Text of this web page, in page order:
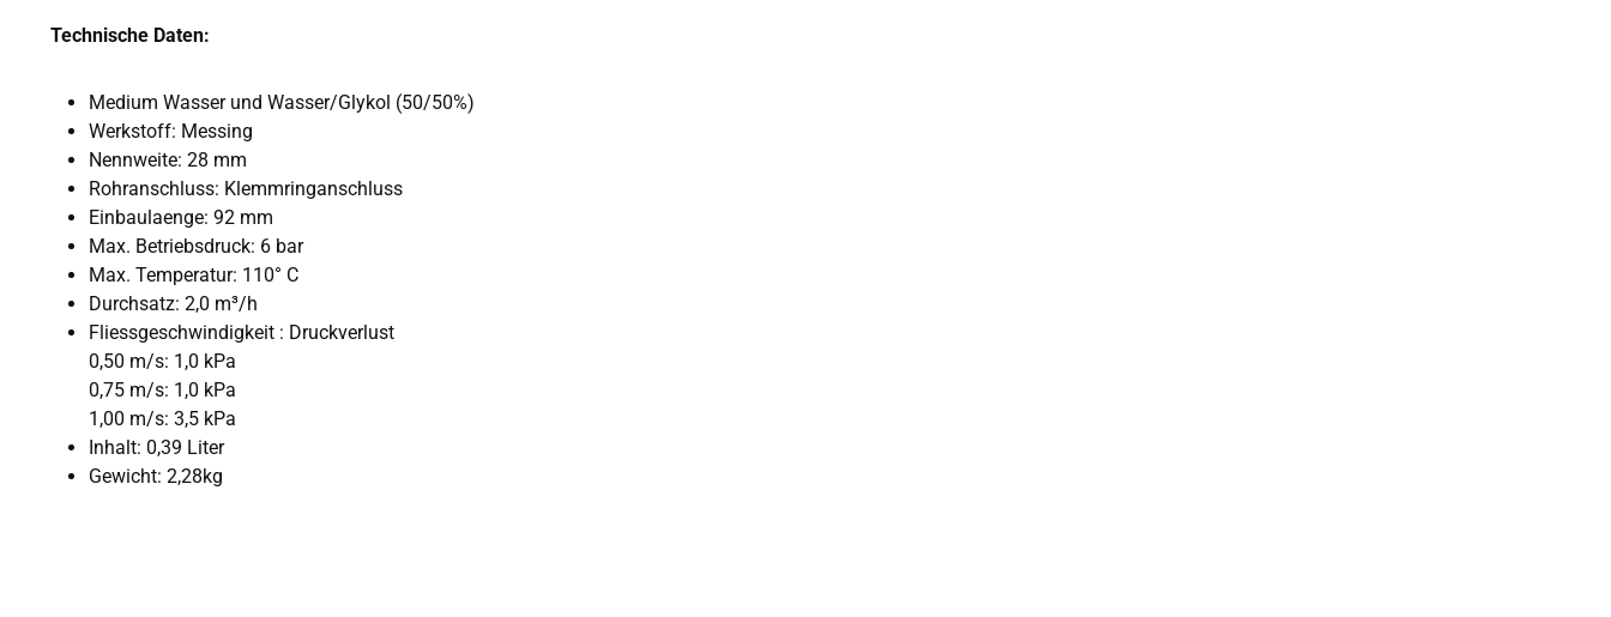
Technische Daten:
Medium Wasser und Wasser/Glykol (50/50%)
Werkstoff: Messing
Nennweite: 28 mm
Rohranschluss: Klemmringanschluss
Einbaulaenge: 92 mm
Max. Betriebsdruck: 6 bar
Max. Temperatur: 110° C
Durchsatz: 2,0 m³/h
Fliessgeschwindigkeit : Druckverlust
0,50 m/s: 1,0 kPa
0,75 m/s: 1,0 kPa
1,00 m/s: 3,5 kPa
Inhalt: 0,39 Liter
Gewicht: 2,28kg